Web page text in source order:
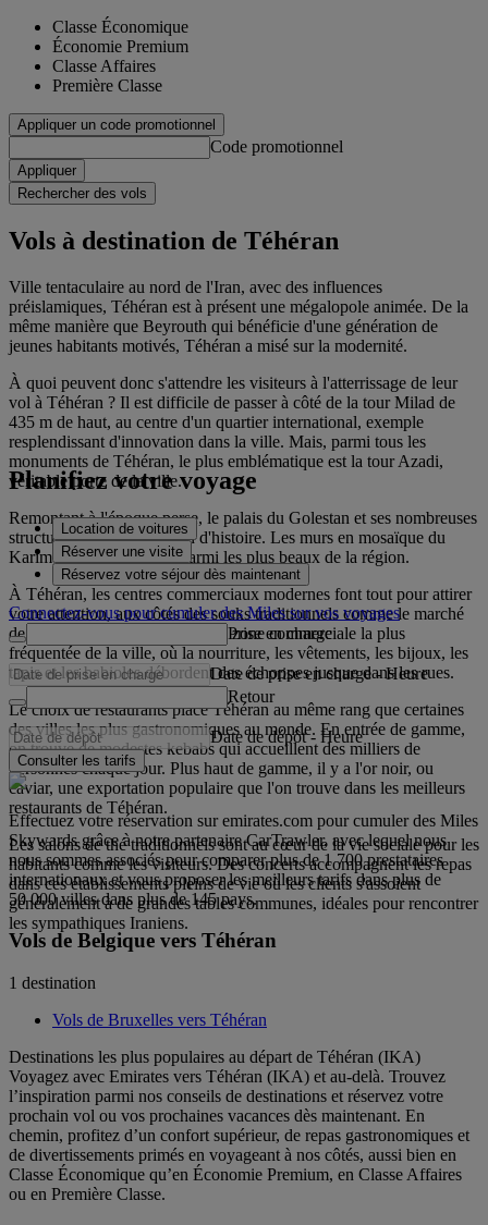
Classe Économique
Économie Premium
Classe Affaires
Première Classe
Appliquer un code promotionnel
Code promotionnel
Appliquer
Rechercher des vols
Vols à destination de Téhéran
Ville tentaculaire au nord de l'Iran, avec des influences
préislamiques, Téhéran est à présent une mégalopole animée. De la
même manière que Beyrouth qui bénéficie d'une génération de
jeunes habitants motivés, Téhéran a misé sur la modernité.
À quoi peuvent donc s'attendre les visiteurs à l'atterrissage de leur
vol à Téhéran ? Il est difficile de passer à côté de la tour Milad de
435 m de haut, au centre d'un quartier international, exemple
resplendissant d'innovation dans la ville. Mais, parmi tous les
monuments de Téhéran, le plus emblématique est la tour Azadi,
véritable porte de la ville.
Remontant à l'époque perse, le palais du Golestan et ses nombreuses
structures offrent une leçon d'histoire. Les murs en mosaïque du
Karim Khani Nook sont parmi les plus beaux de la région.
À Téhéran, les centres commerciaux modernes font tout pour attirer
votre attention, aux côtés des souks traditionnels comme le marché
de Tajrish. Le grand bazar est la zone commerciale la plus
fréquentée de la ville, où la nourriture, les vêtements, les bijoux, les
tapis et les babioles débordent des échoppes jusque dans les rues.
Le choix de restaurants place Téhéran au même rang que certaines
des villes les plus gastronomiques au monde. En entrée de gamme,
on trouve de modestes kebabs qui accueillent des milliers de
personnes chaque jour. Plus haut de gamme, il y a l'or noir, ou
caviar, une exportation populaire que l'on trouve dans les meilleurs
restaurants de Téhéran.
Les salons de thé traditionnels sont au cœur de la vie sociale pour les
habitants comme les visiteurs. Des concerts accompagnent les repas
dans ces établissements pleins de vie où les clients s'assoient
généralement à de grandes tables communes, idéales pour rencontrer
les sympathiques Iraniens.
Planifiez votre voyage
Location de voitures
Réserver une visite
Réservez votre séjour dès maintenant
Connectez-vous pour cumuler des Miles sur vos voyages
Prise en charge
Date de prise en charge - Heure
Retour
Date de dépôt - Heure
Consulter les tarifs
Effectuez votre réservation sur emirates.com pour cumuler des Miles
Skywards grâce à notre partenaire CarTrawler, avec lequel nous
nous sommes associés pour comparer plus de 1 700 prestataires
internationaux et vous proposer les meilleurs tarifs dans plus de
50 000 villes dans plus de 145 pays.
Vols de Belgique vers Téhéran
1 destination
Vols de Bruxelles vers Téhéran
Destinations les plus populaires au départ de Téhéran (IKA)
Voyagez avec Emirates vers Téhéran (IKA) et au-delà. Trouvez
l’inspiration parmi nos conseils de destinations et réservez votre
prochain vol ou vos prochaines vacances dès maintenant. En
chemin, profitez d’un confort supérieur, de repas gastronomiques et
de divertissements primés en voyageant à nos côtés, aussi bien en
Classe Économique qu’en Économie Premium, en Classe Affaires
ou en Première Classe.